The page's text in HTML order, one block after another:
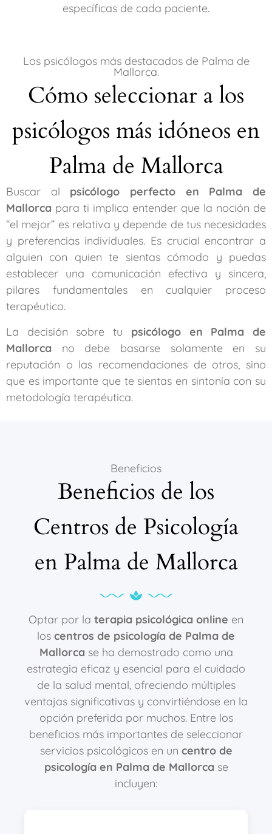
específicas de cada paciente.
Los psicólogos más destacados de Palma de
Mallorca.
Cómo seleccionar a los
psicólogos más idóneos en
Palma de Mallorca
Buscar al psicólogo perfecto en Palma de
Mallorca para ti implica entender que la noción de
“el mejor” es relativa y depende de tus necesidades
y preferencias individuales. Es crucial encontrar a
alguien con quien te sientas cómodo y puedas
establecer una comunicación efectiva y sincera,
pilares fundamentales en cualquier proceso
terapéutico.
La decisión sobre tu psicólogo en Palma de
Mallorca no debe basarse solamente en su
reputación o las recomendaciones de otros, sino
que es importante que te sientas en sintonía con su
metodología terapéutica.
Beneficios
Beneficios de los
Centros de Psicología
en Palma de Mallorca
Optar por la terapia psicológica online en
los centros de psicología de Palma de
Mallorca se ha demostrado como una
estrategia eficaz y esencial para el cuidado
de la salud mental, ofreciendo múltiples
ventajas significativas y convirtiéndose en la
opción preferida por muchos. Entre los
beneficios más importantes de seleccionar
servicios psicológicos en un centro de
psicología en Palma de Mallorca se
incluyen: